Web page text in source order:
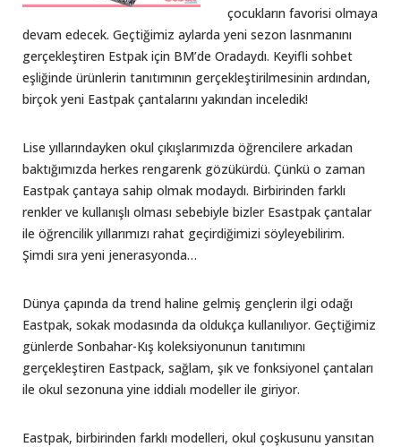
çocukların favorisi olmaya
devam edecek. Geçtiğimiz aylarda yeni sezon lasnmanını
gerçekleştiren Estpak için BM’de Oradaydı. Keyifli sohbet
eşliğinde ürünlerin tanıtımının gerçekleştirilmesinin ardından,
birçok yeni Eastpak çantalarını yakından inceledik!
Lise yıllarındayken okul çıkışlarımızda öğrencilere arkadan
baktığımızda herkes rengarenk gözükürdü. Çünkü o zaman
Eastpak çantaya sahip olmak modaydı. Birbirinden farklı
renkler ve kullanışlı olması sebebiyle bizler Esastpak çantalar
ile öğrencilik yıllarımızı rahat geçirdiğimizi söyleyebilirim.
Şimdi sıra yeni jenerasyonda…
Dünya çapında da trend haline gelmiş gençlerin ilgi odağı
Eastpak, sokak modasında da oldukça kullanılıyor. Geçtiğimiz
günlerde Sonbahar-Kış koleksiyonunun tanıtımını
gerçekleştiren Eastpack, sağlam, şık ve fonksiyonel çantaları
ile okul sezonuna yine iddialı modeller ile giriyor.
Eastpak, birbirinden farklı modelleri, okul çoşkusunu yansıtan